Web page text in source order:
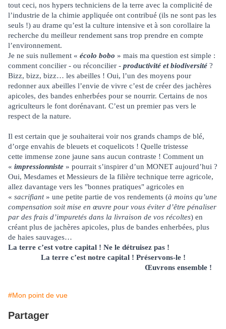
tout ceci, nos hypers techniciens de la terre avec la complicité de
l’industrie de la chimie appliquée ont contribué (ils ne sont pas les
seuls !) au drame qu’est la culture intensive et à son corollaire la
recherche du meilleur rendement sans trop prendre en compte
l’environnement.
Je ne suis nullement « écolo bobo » mais ma question est simple :
comment concilier - ou réconcilier - productivité et biodiversité ?
Bizz, bizz, bizz… les abeilles ! Oui, l’un des moyens pour
redonner aux abeilles l’envie de vivre c’est de créer des jachères
apicoles, des bandes enherbées pour se nourrir. Certains de nos
agriculteurs le font dorénavant. C’est un premier pas vers le
respect de la nature.
Il est certain que je souhaiterai voir nos grands champs de blé,
d’orge envahis de bleuets et coquelicots ! Quelle tristesse
cette immense zone jaune sans aucun contraste ! Comment un
« impressionniste » pourrait s’inspirer d’un MONET aujourd’hui ?
Oui, Mesdames et Messieurs de la filière technique terre agricole,
allez davantage vers les "bonnes pratiques" agricoles en
« sacrifiant» une petite partie de vos rendements (à moins qu’une
compensation soit mise en œuvre pour vous éviter d’être pénaliser
par des frais d’impuretés dans la livraison de vos récoltes) en
créant plus de jachères apicoles, plus de bandes enherbées, plus
de haies sauvages…
La terre c’est votre capital ! Ne le détruisez pas !
La terre c’est notre capital ! Préservons-le !
Œuvrons ensemble !
#Mon point de vue
Partager